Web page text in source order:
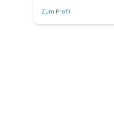
Zum Profil